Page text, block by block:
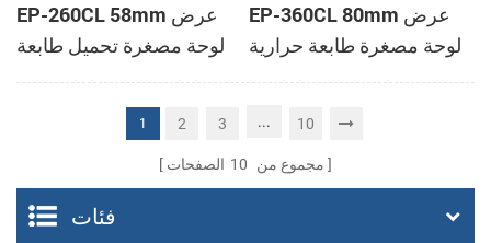
EP-260CL 58mm عرض
لوحة مصغرة تحميل طابعة
حرارية مع لصناعة
السيارات في القاطع
EP-360CL 80mm عرض
لوحة مصغرة طابعة حرارية
مع لصناعة السيارات في
1 2 3 ... 10
مجموع من 10 الصفحات
فئات